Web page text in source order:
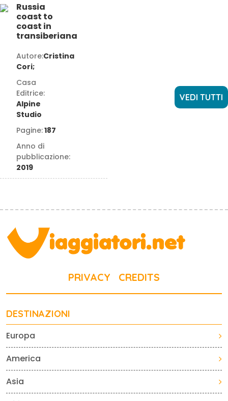
Russia
coast to
coast in
transiberiana
Autore:Cristina
Cori;
Casa
Editrice:
Alpine
Studio
Pagine:187
Anno di
pubblicazione:
2019
VEDI TUTTI
PRIVACY CREDITS
DESTINAZIONI
Europa
America
Asia